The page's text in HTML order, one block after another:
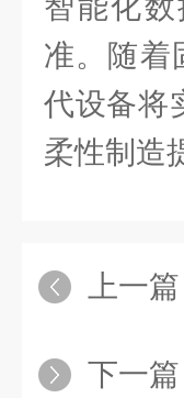
智能化
准。随着
代设备将
柔性制造
上一篇
下一篇